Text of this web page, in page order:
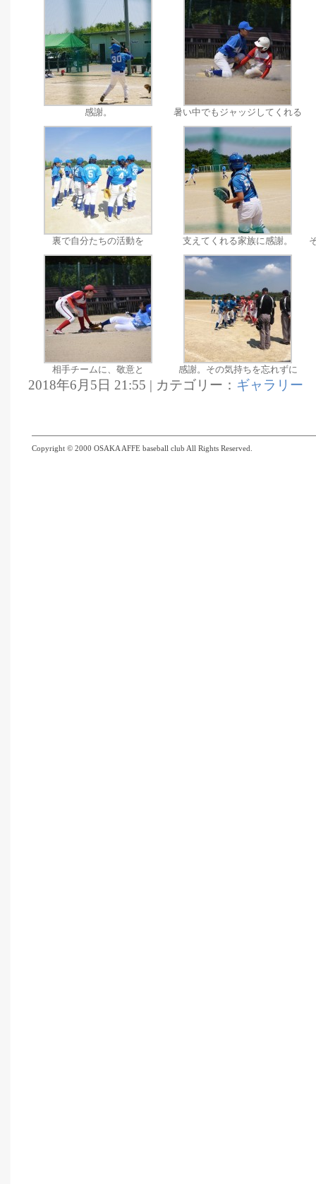
感謝。 暑い中でもジャッジしてくれる
裏で自分たちの活動を 支えてくれる家族に感謝。
相手チームに、敬意と 感謝。その気持ちを忘れずに
2018年6月5日 21:55 | カテゴリー： ギャラリー
Copyright © 2000 OSAKA AFFE baseball club All Rights Reserved.